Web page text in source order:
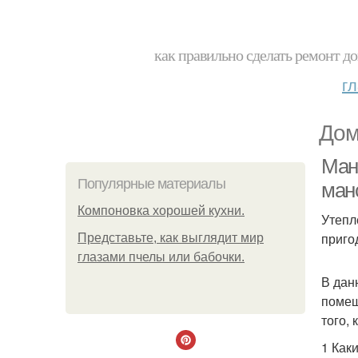
как правильно сделать ремонт
Популярные материалы
Компоновка хорошей кухни.
Представьте, как выглядит мир
глазами пчелы или бабочки.
В
того,
1